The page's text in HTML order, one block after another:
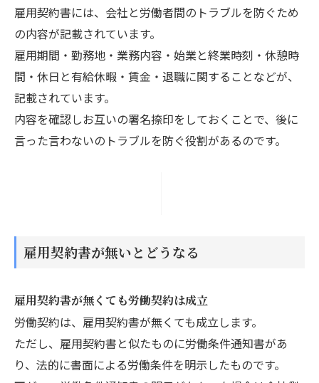
雇用契約書には、会社と労働者間のトラブルを防ぐため
の内容が記載されています。
雇用期間・勤務地・業務内容・始業と終業時刻・休憩時
間・休日と有給休暇・賃金・退職に関することなどが、
記載されています。
内容を確認しお互いの署名捺印をしておくことで、後に
言った言わないのトラブルを防ぐ役割があるのです。
雇用契約書が無いとどうなる
雇用契約書が無くても労働契約は成立
労働契約は、雇用契約書が無くても成立します。
ただし、雇用契約書と似たものに労働条件通知書があ
り、法的に書面による労働条件を明示したものです。